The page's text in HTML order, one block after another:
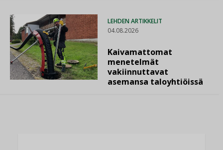
LEHDEN ARTIKKELIT
04.08.2026
Kaivamattomat
menetelmät
vakiinnuttavat
asemansa taloyhtiöissä